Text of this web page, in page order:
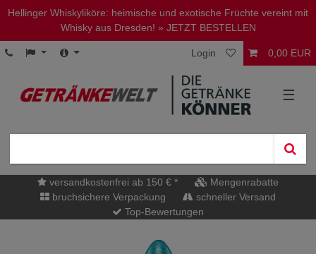
Hellinger Whiskyliköre: heimische und exotische Früchte vereint mit
Whisky aus Dresden! » JETZT BESTELLEN
Login 0,00 EUR
☰
versandkostenfrei ab 150 € *
Mengenrabatte
bruchsichere Verpackung
schneller Versand
Top-Bewertungen